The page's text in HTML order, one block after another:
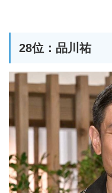
28位：品川祐